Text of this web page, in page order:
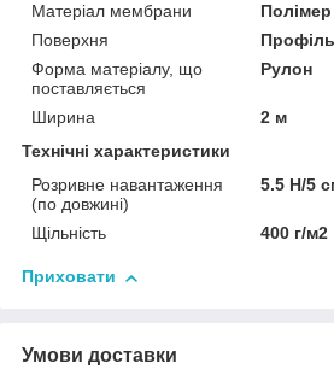
Матеріал мембрани
Полімер
Поверхня
Форма матеріалу, що
поставляється
Рулон
Ширина
2 м
Технічні характеристики
Розривне навантаження
(по довжині)
5.5 Н/5
Щільність 400 г/м2
Приховати
Умови доставки